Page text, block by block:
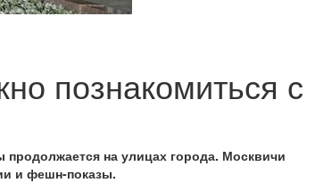
познакомиться с
на улицах города. Москвичи
и фешн-показы.